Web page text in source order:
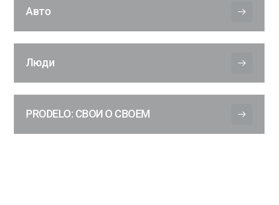
Авто
Люди
PRODELO: СВОИ О СВОЕМ